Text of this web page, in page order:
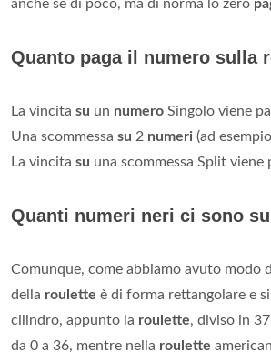
anche se di poco, ma di norma lo zero
Quanto paga il numero sulla
La vincita su un numero Singolo viene
Una scommessa su 2 numeri (ad
La vincita su una scommessa Split viene
Quanti numeri neri ci sono
Comunque, come abbiamo avuto modo
della roulette è di forma rettangolare e
cilindro, appunto la roulette, diviso in
da 0 a 36, mentre nella roulette